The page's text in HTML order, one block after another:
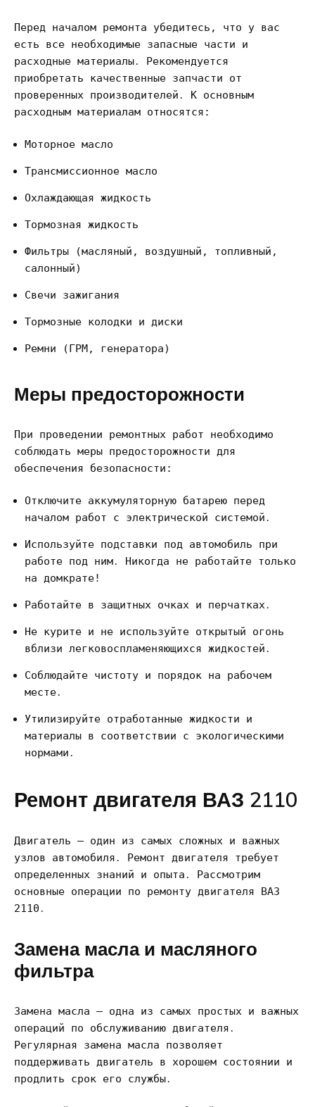
Перед началом ремонта убедитесь, что у вас
есть все необходимые запасные части и
расходные материалы․ Рекомендуется
приобретать качественные запчасти от
проверенных производителей․ К основным
расходным материалам относятся:
Моторное масло
Трансмиссионное масло
Охлаждающая жидкость
Тормозная жидкость
Фильтры (масляный, воздушный, топливный,
салонный)
Свечи зажигания
Тормозные колодки и диски
Ремни (ГРМ, генератора)
Меры предосторожности
При проведении ремонтных работ необходимо
соблюдать меры предосторожности для
обеспечения безопасности:
Отключите аккумуляторную батарею перед
началом работ с электрической системой․
Используйте подставки под автомобиль при
работе под ним․ Никогда не работайте только
на домкрате!
Работайте в защитных очках и перчатках․
Не курите и не используйте открытый огонь
вблизи легковоспламеняющихся жидкостей․
Соблюдайте чистоту и порядок на рабочем
месте․
Утилизируйте отработанные жидкости и
материалы в соответствии с экологическими
нормами․
Ремонт двигателя ВАЗ 2110
Двигатель – один из самых сложных и важных
узлов автомобиля․ Ремонт двигателя требует
определенных знаний и опыта․ Рассмотрим
основные операции по ремонту двигателя ВАЗ
2110․
Замена масла и масляного
фильтра
Замена масла – одна из самых простых и важных
операций по обслуживанию двигателя․
Регулярная замена масла позволяет
поддерживать двигатель в хорошем состоянии и
продлить срок его службы․